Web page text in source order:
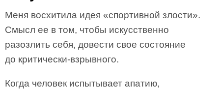
Меня восхитила идея «спортивной злости».
Смысл ее в том, чтобы искусственно
разозлить себя, довести свое состояние
до критически-взрывного.
Когда человек испытывает апатию,